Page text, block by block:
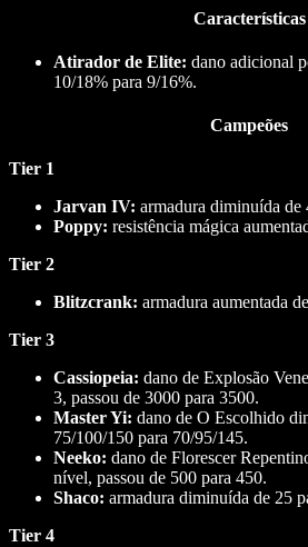
Características
Atirador de Elite: dano adicional
10/18% para 9/16%.
Campeões
Tier 1
Jarvan IV: armadura diminuída de
Poppy: resistência mágica
Tier 2
Blitzcrank: armadura aumentada
Tier 3
Cassiopeia: dano de Explosão
3, passou de 3000 para 3500.
Master Yi: dano de O Escolhido
75/100/150 para 70/95/145.
Neeko: dano de Florescer
nível, passou de 500 para 450.
Shaco: armadura diminuída de 25
Tier 4